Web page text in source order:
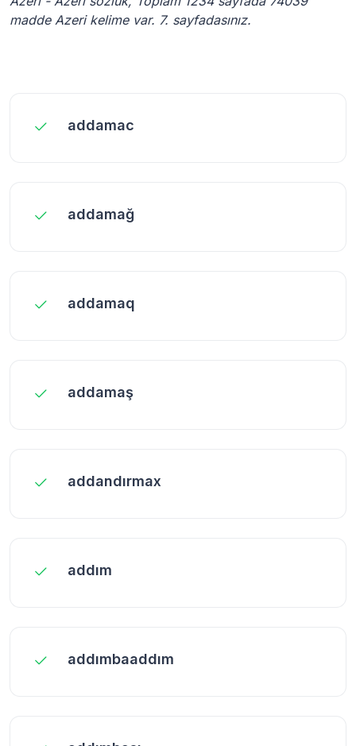
madde Azeri kelime var. 7. sayfadasınız.
addamac
addamağ
addamaq
addamaş
addandırmax
addım
addımbaaddım